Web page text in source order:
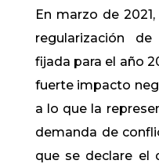
En marzo de
regularización
fijada para el año
fuerte impacto
a lo que la
demanda de
que se declare el